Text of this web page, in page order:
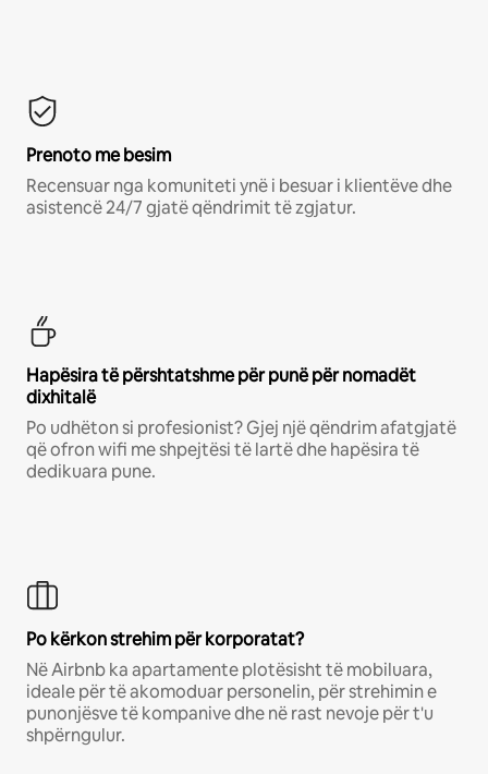
Prenoto me besim
Recensuar nga komuniteti ynë i besuar i klientëve dhe
asistencë 24/7 gjatë qëndrimit të zgjatur.
Hapësira të përshtatshme për punë për nomadët
dixhitalë
Po udhëton si profesionist? Gjej një qëndrim afatgjatë
që ofron wifi me shpejtësi të lartë dhe hapësira të
dedikuara pune.
Po kërkon strehim për korporatat?
Në Airbnb ka apartamente plotësisht të mobiluara,
ideale për të akomoduar personelin, për strehimin e
punonjësve të kompanive dhe në rast nevoje për t'u
shpërngulur.